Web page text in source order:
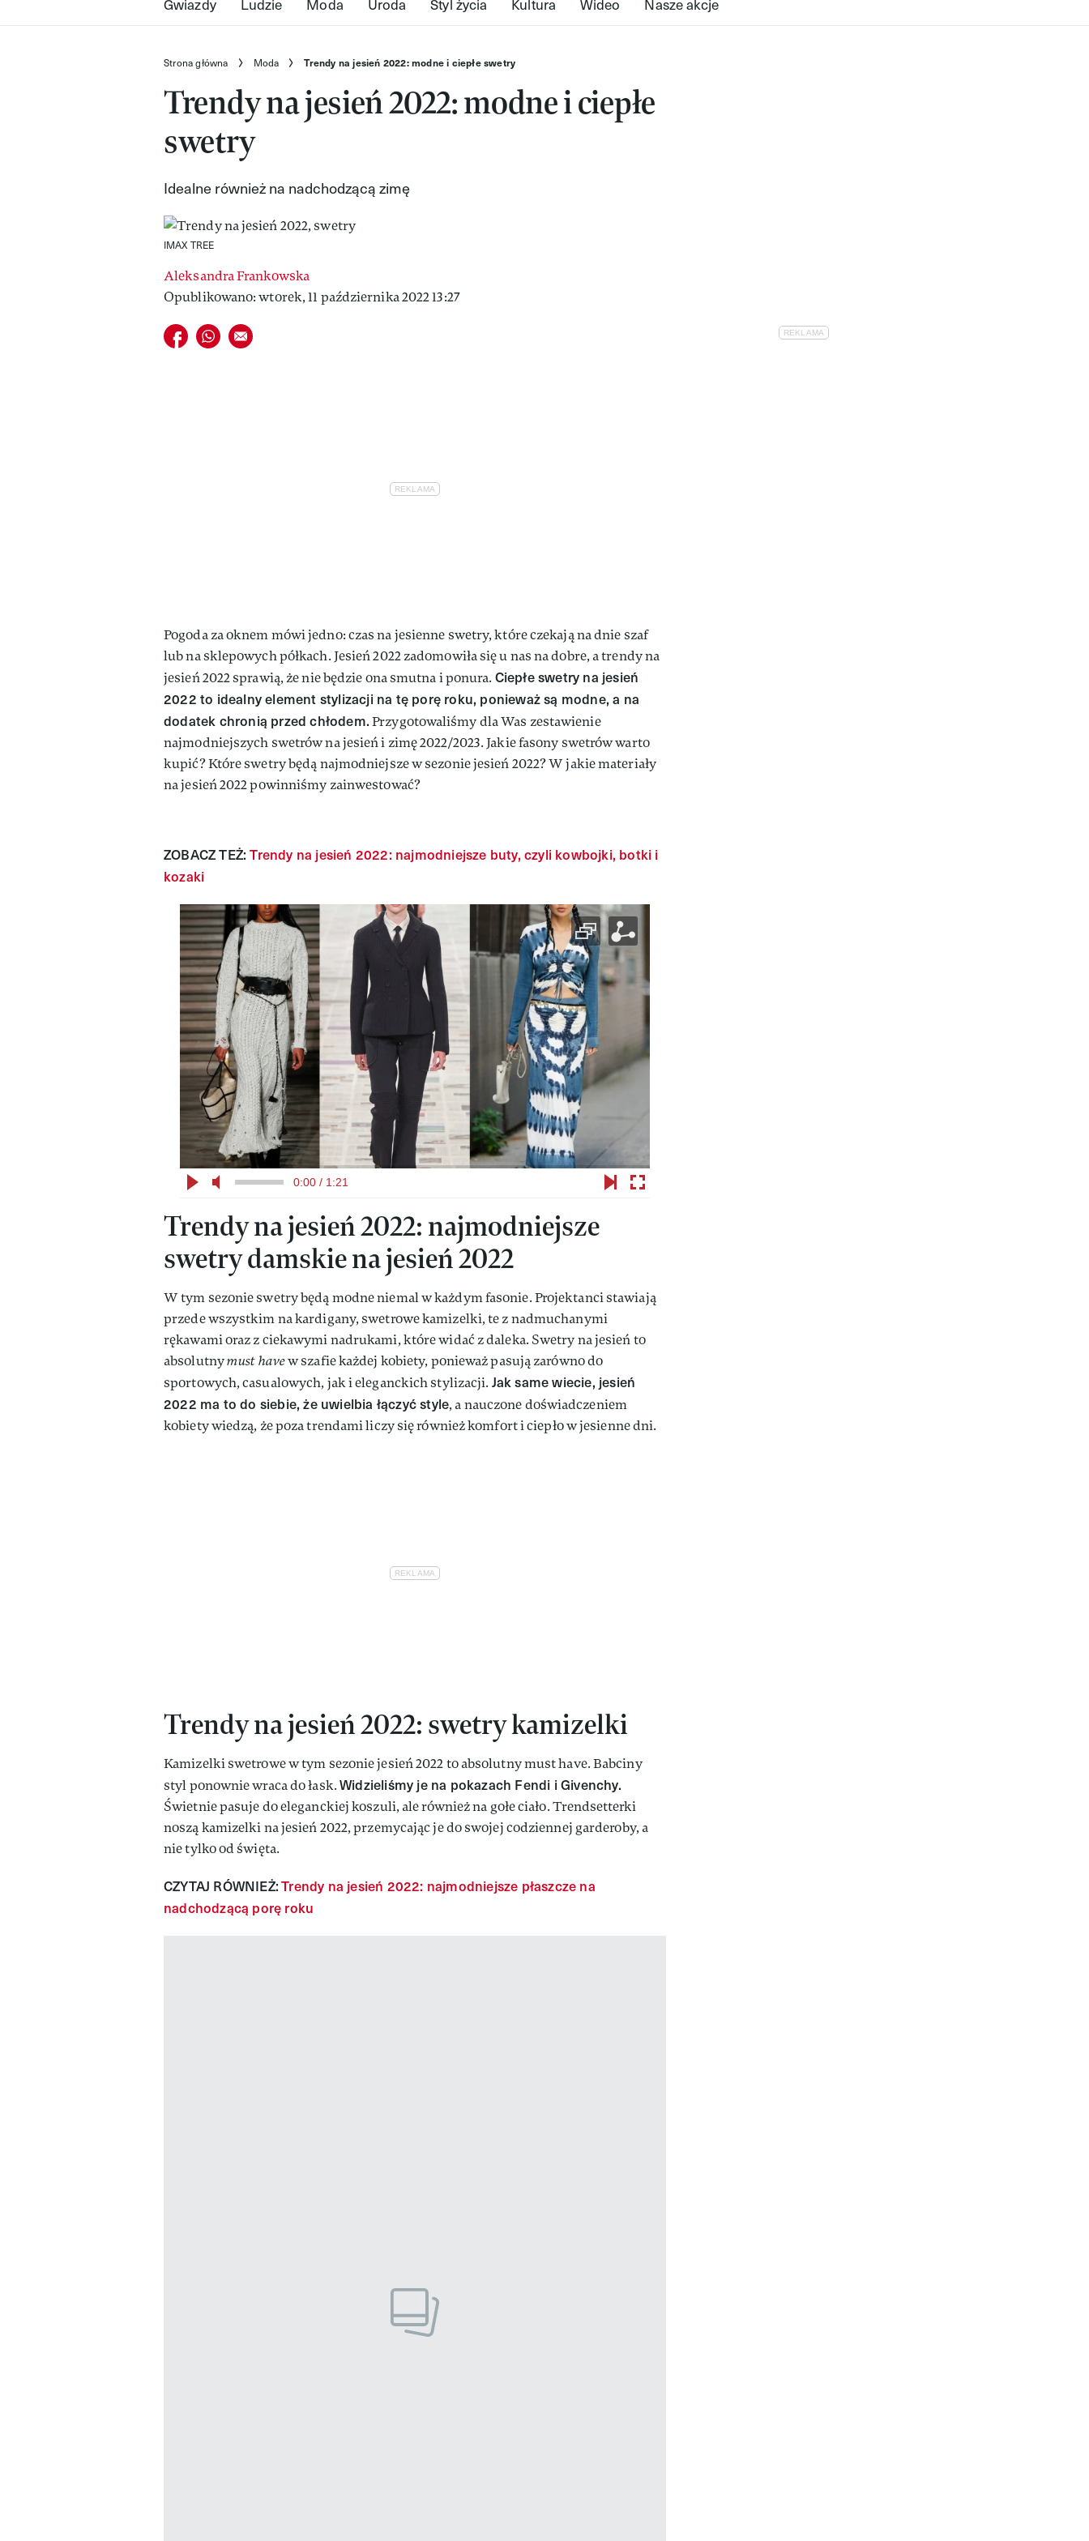
Strona główna Moda Trendy na jesień 2022: modne i ciepłe swetry
Trendy na jesień 2022: modne i ciepłe
swetry
Idealne również na nadchodzącą zimę
IMAX TREE
Aleksandra Frankowska
Opublikowano: wtorek, 11 października 2022 13:27
Udostępnij na facebook
Udostępnij na whatsapp
E-mail do przyjaciela
Pogoda za oknem mówi jedno: czas na jesienne swetry, które czekają na dnie szaf
lub na sklepowych półkach. Jesień 2022 zadomowiła się u nas na dobre, a trendy na
jesień 2022 sprawią, że nie będzie ona smutna i ponura. Ciepłe swetry na jesień
2022 to idealny element stylizacji na tę porę roku, ponieważ są modne, a na
dodatek chronią przed chłodem.Przygotowaliśmy dla Was zestawienie
najmodniejszych swetrów na jesień i zimę 2022/2023. Jakie fasony swetrów warto
kupić? Które swetry będą najmodniejsze w sezonie jesień 2022? W jakie materiały
na jesień 2022 powinniśmy zainwestować?
ZOBACZ TEŻ:Trendy na jesień 2022: najmodniejsze buty, czyli kowbojki, botki i
kozaki
0:00 / 1:21
Trendy na jesień 2022: najmodniejsze
swetry damskie na jesień 2022
W tym sezonie swetry będą modne niemal w każdym fasonie. Projektanci stawiają
przede wszystkim na kardigany, swetrowe kamizelki, te z nadmuchanymi
rękawami oraz z ciekawymi nadrukami, które widać z daleka. Swetry na jesień to
absolutnymust havew szafie każdej kobiety, ponieważ pasują zarówno do
sportowych, casualowych, jak i eleganckich stylizacji. Jak same wiecie, jesień
2022 ma to do siebie, że uwielbia łączyć style, a nauczone doświadczeniem
kobiety wiedzą, że poza trendami liczy się również komfort i ciepło w jesienne dni.
Trendy na jesień 2022: swetry kamizelki
Kamizelki swetrowe w tym sezonie jesień 2022 to absolutny must have. Babciny
styl ponownie wraca do łask.Widzieliśmy je na pokazach Fendi i Givenchy.
Świetnie pasuje do eleganckiej koszuli, ale również na gołe ciało. Trendsetterki
noszą kamizelki na jesień 2022, przemycając je do swojej codziennej garderoby, a
nie tylko od święta.
CZYTAJ RÓWNIEŻ:Trendy na jesień 2022: najmodniejsze płaszcze na
nadchodzącą porę roku